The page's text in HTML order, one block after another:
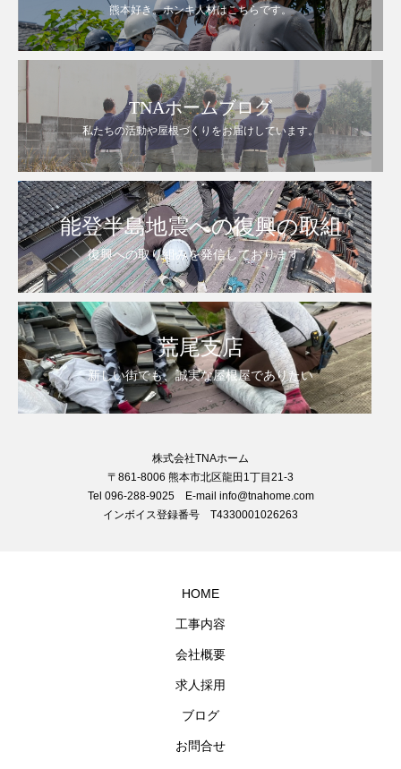
熊本好き。ホンキ人材はこちらです。
TNAホームブログ
私たちの活動や屋根づくりをお届けしています。
能登半島地震への復興の取組
復興への取り組みを発信しております。
荒尾支店
新しい街でも、誠実な屋根屋でありたい
株式会社TNAホーム
〒861-8006 熊本市北区龍田1丁目21-3
Tel 096-288-9025 E-mail info@tnahome.com
インボイス登録番号 T4330001026263
HOME
工事内容
会社概要
求人採用
ブログ
お問合せ